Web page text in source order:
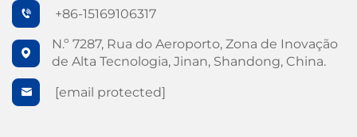
+86-15169106317
N.º 7287, Rua do Aeroporto, Zona de Inovação
de Alta Tecnologia, Jinan, Shandong, China.
[email protected]